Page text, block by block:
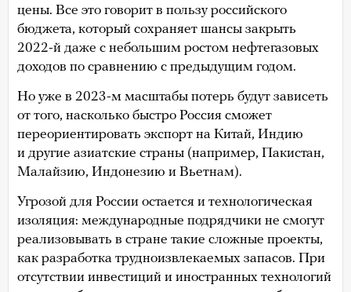
цены. Все это говорит в пользу российского
бюджета, который сохраняет шансы закрыть
2022-й даже с небольшим ростом нефтегазовых
доходов по сравнению с предыдущим годом.
Но уже в 2023-м масштабы потерь будут зависеть
от того, насколько быстро Россия сможет
переориентировать экспорт на Китай, Индию
и другие азиатские страны (например, Пакистан,
Малайзию, Индонезию и Вьетнам).
Угрозой для России остается и технологическая
изоляция: международные подрядчики не смогут
реализовывать в стране такие сложные проекты,
как разработка трудноизвлекаемых запасов. При
отсутствии инвестиций и иностранных технологий